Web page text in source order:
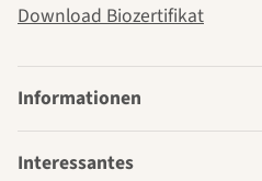
Download Biozertifikat
Informationen
Interessantes